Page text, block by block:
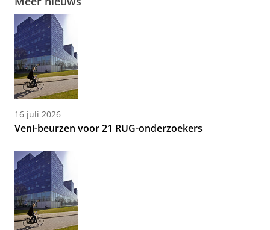
16 juli 2026
Veni-beurzen voor 21 RUG-onderzoekers